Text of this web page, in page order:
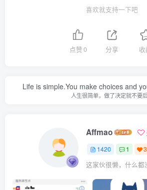
喜欢就支持一下吧
点赞0 分享 收
Life is simple.You make choices and
人生很简单，做了决定就不要
Affmao
1420 1 3
这家伙很懒，什么都